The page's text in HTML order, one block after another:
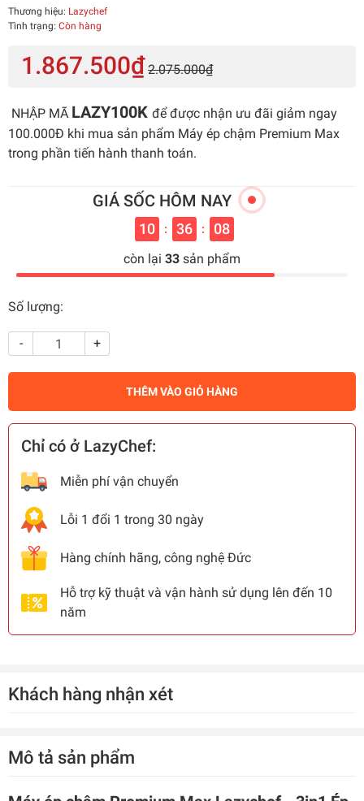
Thương hiệu: Lazychef
Tình trạng: Còn hàng
1.867.500₫ 2.075.000₫
NHẬP MÃ LAZY100K để được nhận ưu đãi giảm ngay
100.000Đ khi mua sản phẩm Máy ép chậm Premium Max
trong phần tiến hành thanh toán.
GIÁ SỐC HÔM NAY
10 : 36 : 08
còn lại 33 sản phẩm
Số lượng:
- +
THÊM VÀO GIỎ HÀNG
Chỉ có ở LazyChef:
Miễn phí vận chuyển
Lỗi 1 đổi 1 trong 30 ngày
Hàng chính hãng, công nghệ Đức
Hỗ trợ kỹ thuật và vận hành sử dụng lên đến 10
năm
Khách hàng nhận xét
Mô tả sản phẩm